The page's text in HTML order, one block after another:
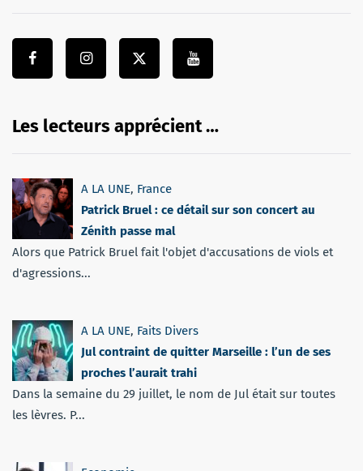
Les lecteurs apprécient …
A LA UNE, France
Patrick Bruel : ce détail sur son concert au
Zénith passe mal
Alors que Patrick Bruel fait l'objet d'accusations de viols et
d'agressions...
A LA UNE, Faits Divers
Jul contraint de quitter Marseille : l’un de ses
proches l’aurait trahi
Dans la semaine du 29 juillet, le nom de Jul était sur toutes
les lèvres. P...